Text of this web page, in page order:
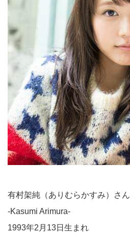
有村架純（ありむらかすみ）さん
-Kasumi Arimura-
1993年2月13日生まれ